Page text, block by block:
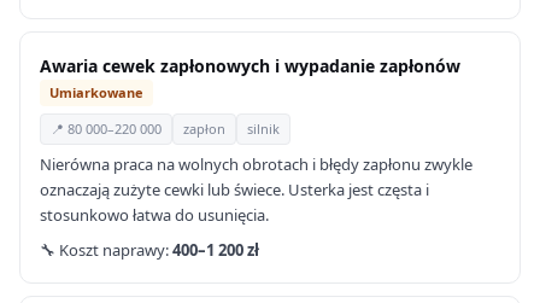
Awaria cewek zapłonowych i wypadanie zapłonów
Umiarkowane
📍 80 000–220 000
zapłon silnik
Nierówna praca na wolnych obrotach i błędy zapłonu zwykle
oznaczają zużyte cewki lub świece. Usterka jest częsta i
stosunkowo łatwa do usunięcia.
🔧 Koszt naprawy:400–1 200 zł